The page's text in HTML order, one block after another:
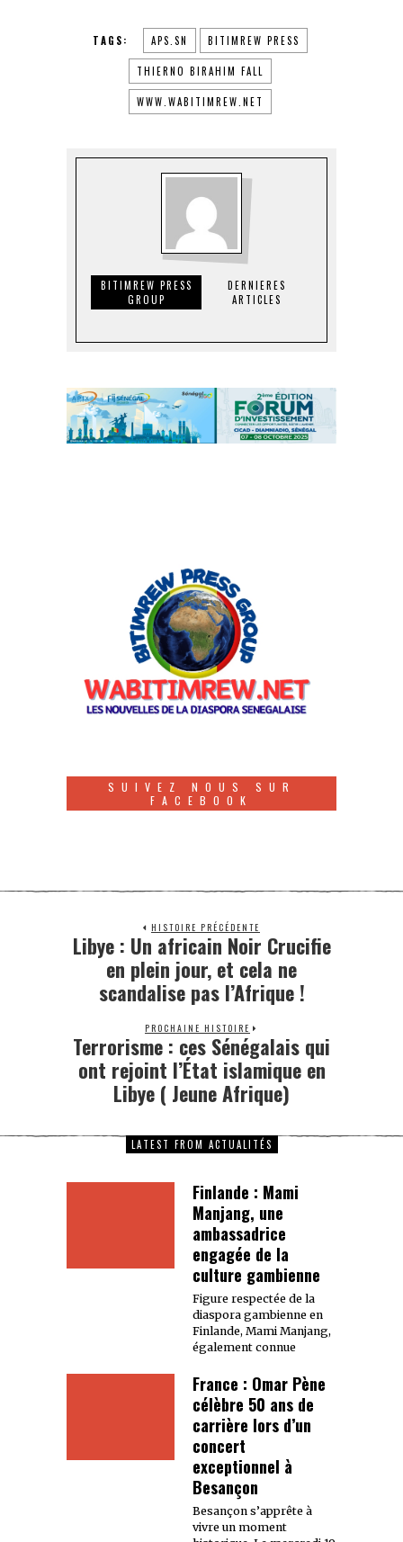
TAGS: APS.SN BITIMREW PRESS
THIERNO BIRAHIM FALL
WWW.WABITIMREW.NET
BITIMREW PRESS
GROUP
DERNIERES
ARTICLES
SUIVEZ NOUS SUR
FACEBOOK
HISTOIRE PRÉCÉDENTE
Libye : Un africain Noir Crucifie
en plein jour, et cela ne
scandalise pas l’Afrique !
PROCHAINE HISTOIRE
Terrorisme : ces Sénégalais qui
ont rejoint l’État islamique en
Libye ( Jeune Afrique)
LATEST FROM ACTUALITÉS
Finlande : Mami
Manjang, une
ambassadrice
engagée de la
culture gambienne
Figure respectée de la
diaspora gambienne en
Finlande, Mami Manjang,
également connue
France : Omar Pène
célèbre 50 ans de
carrière lors d’un
concert
exceptionnel à
Besançon
Besançon s’apprête à
vivre un moment